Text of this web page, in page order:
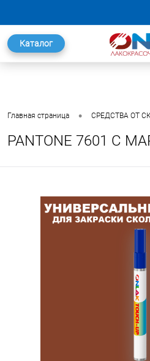
Каталог
Главная страница • СРЕДСТВА ОТ
PANTONE 7601 C